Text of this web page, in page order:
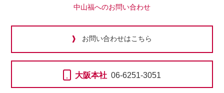
中山福へのお問い合わせ
お問い合わせはこちら
大阪本社 06-6251-3051